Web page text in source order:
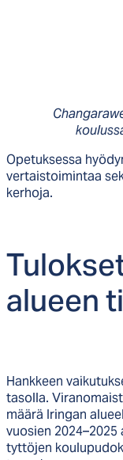
Opetuksessa
vertaistoimintaa
kerhoja.
alueen
Hankkeen
tasolla.
määrä Iringan
vuosien 2024–2025
tyttöjen